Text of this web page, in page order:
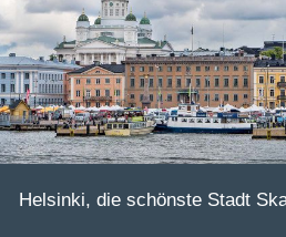
Helsinki, die schönste Stadt